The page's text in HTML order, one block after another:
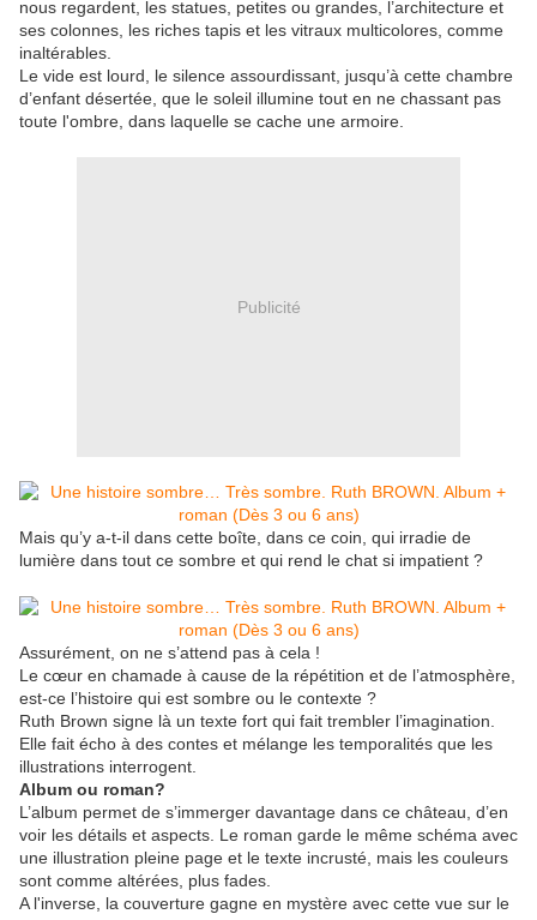
nous regardent, les statues, petites ou grandes, l’architecture et
ses colonnes, les riches tapis et les vitraux multicolores, comme
inaltérables.
Le vide est lourd, le silence assourdissant, jusqu’à cette chambre
d’enfant désertée, que le soleil illumine tout en ne chassant pas
toute l'ombre, dans laquelle se cache une armoire.
Publicité
Mais qu’y a-t-il dans cette boîte, dans ce coin, qui irradie de
lumière dans tout ce sombre et qui rend le chat si impatient ?
Assurément, on ne s’attend pas à cela !
Le cœur en chamade à cause de la répétition et de l’atmosphère,
est-ce l’histoire qui est sombre ou le contexte ?
Ruth Brown signe là un texte fort qui fait trembler l’imagination.
Elle fait écho à des contes et mélange les temporalités que les
illustrations interrogent.
Album ou roman?
L’album permet de s’immerger davantage dans ce château, d’en
voir les détails et aspects. Le roman garde le même schéma avec
une illustration pleine page et le texte incrusté, mais les couleurs
sont comme altérées, plus fades.
A l'inverse, la couverture gagne en mystère avec cette vue sur le